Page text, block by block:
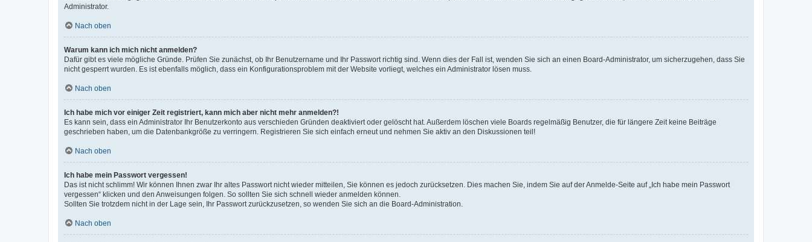
Administrator.
Nach oben
Warum kann ich mich nicht anmelden?
Dafür gibt es viele mögliche Gründe. Prüfen Sie zunächst, ob Ihr Benutzername und Ihr Passwort richtig sind. Wenn dies der Fall ist, wenden Sie sich an einen Board-Administrator, um sicherzugehen, dass Sie
nicht gesperrt wurden. Es ist ebenfalls möglich, dass ein Konfigurationsproblem mit der Website vorliegt, welches ein Administrator lösen muss.
Nach oben
Ich habe mich vor einiger Zeit registriert, kann mich aber nicht mehr anmelden?!
Es kann sein, dass ein Administrator Ihr Benutzerkonto aus verschieden Gründen deaktiviert oder gelöscht hat. Außerdem löschen viele Boards regelmäßig Benutzer, die für längere Zeit keine Beiträge
geschrieben haben, um die Datenbankgröße zu verringern. Registrieren Sie sich einfach erneut und nehmen Sie aktiv an den Diskussionen teil!
Nach oben
Ich habe mein Passwort vergessen!
Das ist nicht schlimm! Wir können Ihnen zwar Ihr altes Passwort nicht wieder mitteilen, Sie können es jedoch zurücksetzen. Dies machen Sie, indem Sie auf der Anmelde-Seite auf „Ich habe mein Passwort
vergessen“ klicken und den Anweisungen folgen. So sollten Sie sich schnell wieder anmelden können.
Sollten Sie trotzdem nicht in der Lage sein, Ihr Passwort zurückzusetzen, so wenden Sie sich an die Board-Administration.
Nach oben